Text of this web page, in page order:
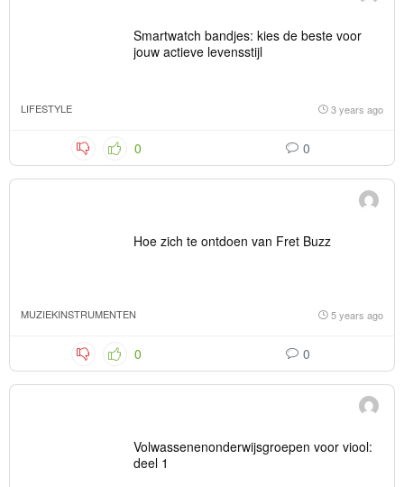
Smartwatch bandjes: kies de beste voor
jouw actieve levensstijl
LIFESTYLE 3 years ago
0 0
Hoe zich te ontdoen van Fret Buzz
MUZIEKINSTRUMENTEN 5 years ago
0 0
Volwassenenonderwijsgroepen voor viool:
deel 1